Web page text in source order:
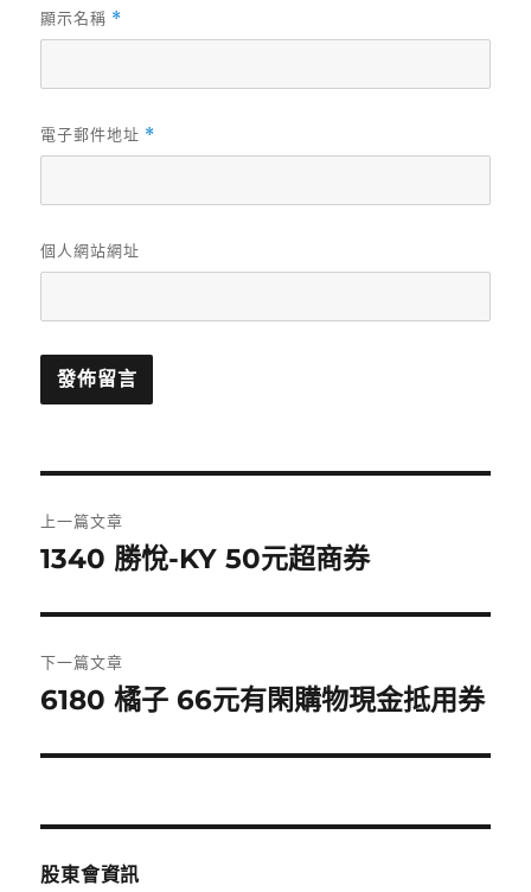
顯示名稱 *
電子郵件地址 *
個人網站網址
章
覽
上一篇文章
上
篇
文
章:
1340 勝悅-KY 50元超商券
下一篇文章
下
篇
章:
6180 橘子 66元有閑購物現金抵用券
股東會資訊